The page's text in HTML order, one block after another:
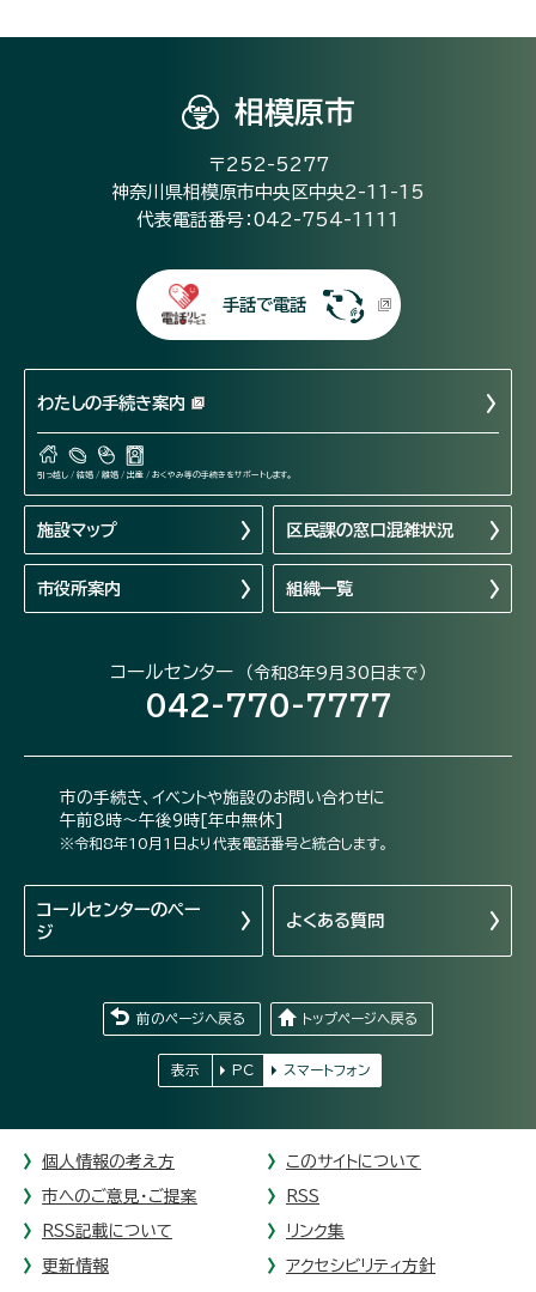
相模原市
〒252-5277
神奈川県相模原市中央区中央2-11-15
代表電話番号：042-754-1111
手話で電話
わたしの手続き案内
引っ越し / 結婚 / 離婚 / 出産 / おくやみ等の手続きをサポートします。
施設マップ 区民課の窓口混雑状況
市役所案内 組織一覧
コールセンター （令和8年9月30日まで）
042-770-7777
市の手続き、イベントや施設のお問い合わせに
午前8時～午後9時[年中無休]
※令和8年10月1日より代表電話番号と統合します。
コールセンターのペー
ジ
よくある質問
前のページへ戻る トップページへ戻る
表示 PC スマートフォン
個人情報の考え方 このサイトについて
市へのご意見・ご提案 RSS
RSS記載について リンク集
更新情報 アクセシビリティ方針